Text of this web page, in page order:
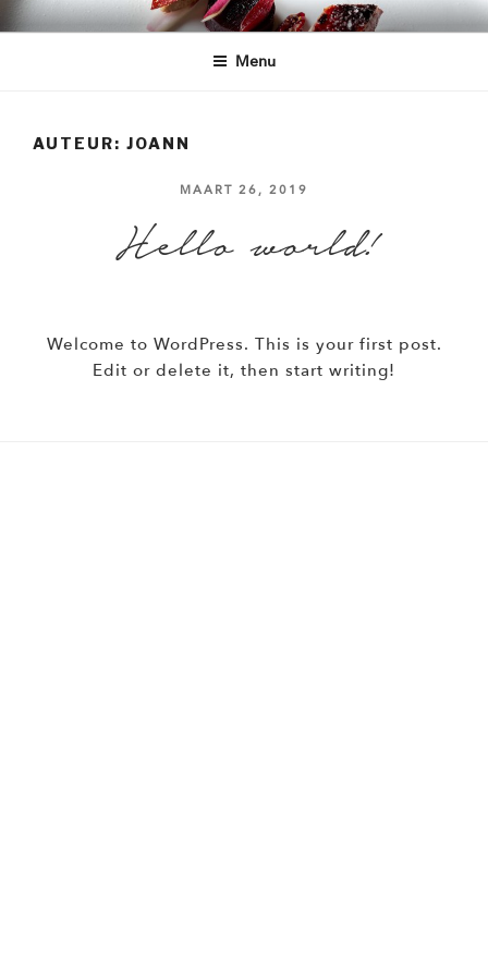
Naar
de
RESTAURANT JOANN
ENSCHEDE
Menu
AUTEUR: JOANN
GEPLAATST
MAART 26, 2019
Hello world!
Welcome to WordPress. This is your first post.
Edit or delete it, then start writing!